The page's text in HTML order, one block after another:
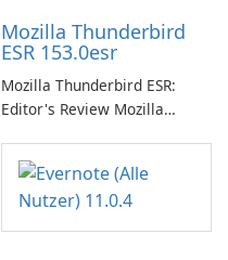
Mozilla Thunderbird
ESR 153.0esr
Mozilla Thunderbird ESR:
Editor's Review Mozilla
Support Release) is the long-
term support channel of the
Thunderbird desktop email
client designed for